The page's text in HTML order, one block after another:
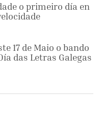
o primeiro día en
17 de Maio o bando
das Letras Galegas